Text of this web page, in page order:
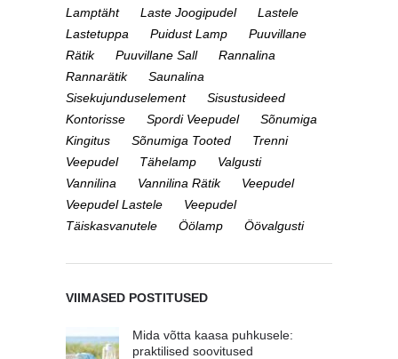
Lamptäht
Laste Joogipudel
Lastele
Lastetuppa
Puidust Lamp
Puuvillane
Rätik
Puuvillane Sall
Rannalina
Rannarätik
Saunalina
Sisekujunduselement
Sisustusideed
Kontorisse
Spordi Veepudel
Sõnumiga
Kingitus
Sõnumiga Tooted
Trenni
Veepudel
Tähelamp
Valgusti
Vannilina
Vannilina Rätik
Veepudel
Veepudel Lastele
Veepudel
Täiskasvanutele
Öölamp Öövalgusti
VIIMASED POSTITUSED
Mida võtta kaasa puhkusele:
praktilised soovitused